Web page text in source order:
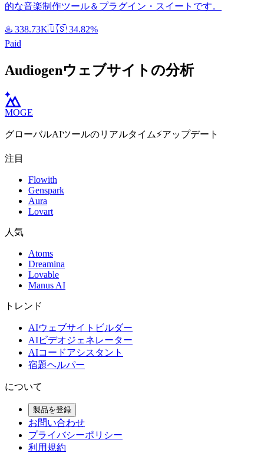
的な音楽制作ツール＆プラグイン・スイートです。
♨️ 338.73K🇺🇸 34.82%
Paid
Audiogenウェブサイトの分析
MOGE
グローバルAIツールのリアルタイム⚡️アップデート
注目
Flowith
Genspark
Aura
Lovart
人気
Atoms
Dreamina
Lovable
Manus AI
トレンド
AIウェブサイトビルダー
AIビデオジェネレーター
AIコードアシスタント
宿題ヘルパー
について
製品を登録
お問い合わせ
プライバシーポリシー
利用規約